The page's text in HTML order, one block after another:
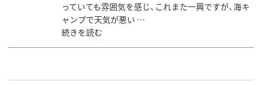
っていても雰囲気を感じ、これまた一興ですが、海キ
ャンプで天気が悪い …
続きを読む